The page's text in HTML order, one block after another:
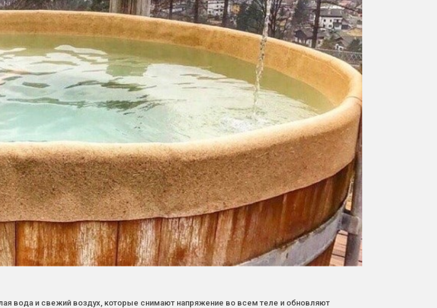
вода и свежий воздух, которые снимают напряжение во всем теле и обновляют